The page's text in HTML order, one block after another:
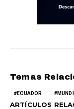
Temas
ECUADOR
ARTÍCULOS